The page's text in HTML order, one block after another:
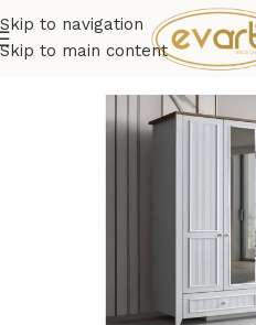
Skip to navigation
Skip to main content